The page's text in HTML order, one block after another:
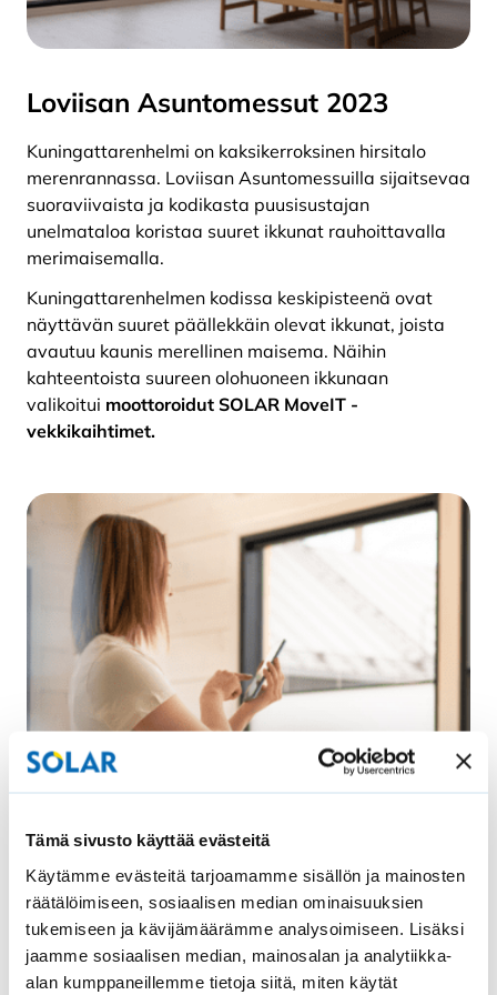
Tämä sivusto käyttää evästeitä
Käytämme evästeitä tarjoamamme sisällön ja mainosten
räätälöimiseen, sosiaalisen median ominaisuuksien
tukemiseen ja kävijämäärämme analysoimiseen. Lisäksi
jaamme sosiaalisen median, mainosalan ja analytiikka-
alan kumppaneillemme tietoja siitä, miten käytät
Loviisan Asuntomessut 2023
Kuningattarenhelmi on kaksikerroksinen hirsitalo
merenrannassa. Loviisan Asuntomessuilla sijaitsevaa
suoraviivaista ja kodikasta puusisustajan
unelmataloa koristaa suuret ikkunat rauhoittavalla
merimaisemalla.
Kuningattarenhelmen kodissa keskipisteenä ovat
näyttävän suuret päällekkäin olevat ikkunat, joista
avautuu kaunis merellinen maisema. Näihin
kahteentoista suureen olohuoneen ikkunaan
valikoitui moottoroidut SOLAR MoveIT -
vekkikaihtimet.
Kaihtimissa mukailtiin ikkunoiden kehysten mustaa
väriä, mutta kankaaksi valittiinvalkoinen luksus-
kangas.Näin kaihtimet sulautuvat
huomaamattomasti osaksi sisustusta.